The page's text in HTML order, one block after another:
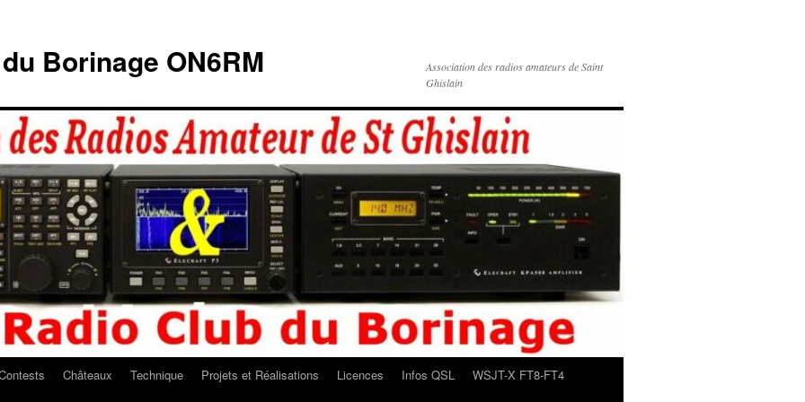
Borinage ON6RM
Association des radios amateurs de Saint
Ghislain
Châteaux Technique Projets et Réalisations Licences Infos QSL
WSJT-X FT8-FT4